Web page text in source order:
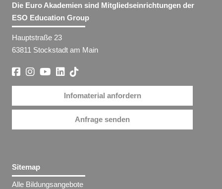
Die Euro Akademien sind Mitgliedseinrichtungen der
ESO Education Group
Hauptstraße 23
63811 Stockstadt am Main
Infomaterial anfordern
Anfrage senden
Sitemap
Alle Bildungsangebote